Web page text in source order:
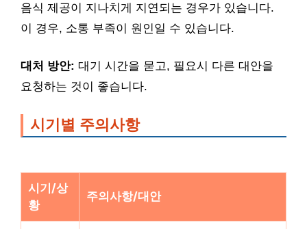
음식 제공이 지나치게 지연되는 경우가 있습니다.
이 경우, 소통 부족이 원인일 수 있습니다.
대처 방안: 대기 시간을 묻고, 필요시 다른 대안을
요청하는 것이 좋습니다.
시기별 주의사항
시기/상
황
주의사항/대안